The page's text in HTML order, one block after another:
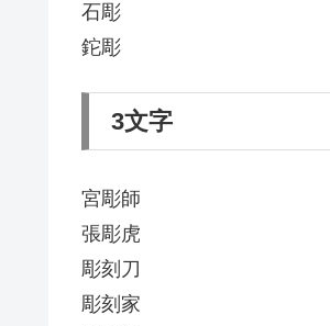
石彫
鉈彫
3文字
宮彫師
張彫虎
彫刻刀
彫刻家